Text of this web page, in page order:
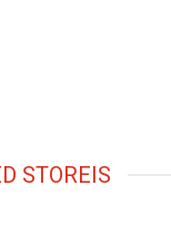
STOREIS